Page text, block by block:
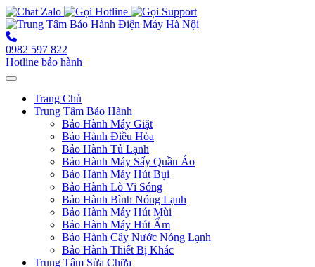
0982 597 822
Hotline bảo hành
Toggle navigation
Trang Chủ
Trung Tâm Bảo Hành
Bảo Hành Máy Giặt
Bảo Hành Điều Hòa
Bảo Hành Tủ Lạnh
Bảo Hành Máy Sấy Quần Áo
Bảo Hành Máy Hút Bụi
Bảo Hành Lò Vi Sóng
Bảo Hành Bình Nóng Lạnh
Bảo Hành Máy Hút Mùi
Bảo Hành Máy Hút Ẩm
Bảo Hành Cây Nước Nóng Lạnh
Bảo Hành Thiết Bị Khác
Trung Tâm Sửa Chữa